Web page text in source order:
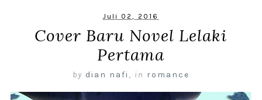
Juli 02, 2016
Cover Baru Novel Lelaki
Pertama
by dian nafi , in romance